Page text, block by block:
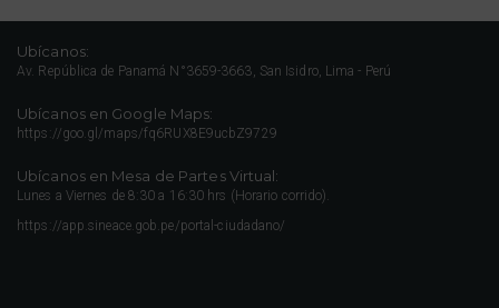
Ubícanos:
Av. República de Panamá N°3659-3663, San Isidro, Lima - Perú
Ubícanos en Google Maps:
https://goo.gl/maps/fq6RUX8E9ucbZ9729
Ubícanos en Mesa de Partes Virtual:
Lunes a Viernes de 8:30 a 16:30 hrs (Horario corrido).
https://app.sineace.gob.pe/portal-ciudadano/